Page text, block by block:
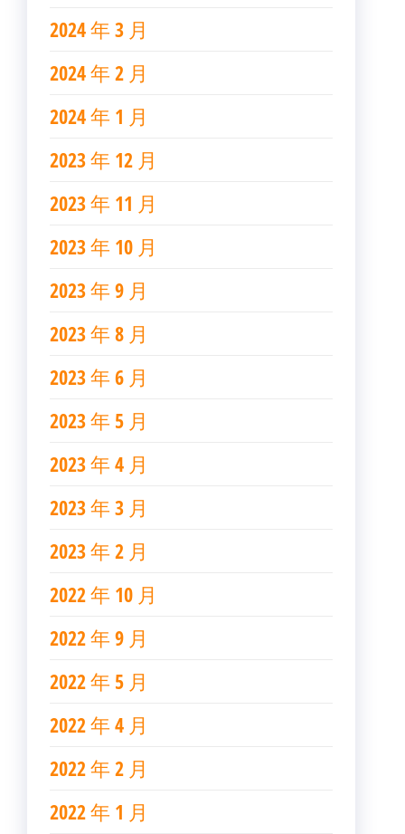
2024 年 3 月
2024 年 2 月
2024 年 1 月
2023 年 12 月
2023 年 11 月
2023 年 10 月
2023 年 9 月
2023 年 8 月
2023 年 6 月
2023 年 5 月
2023 年 4 月
2023 年 3 月
2023 年 2 月
2022 年 10 月
2022 年 9 月
2022 年 5 月
2022 年 4 月
2022 年 2 月
2022 年 1 月